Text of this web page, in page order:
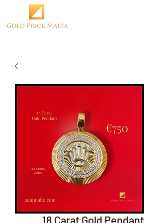
18 Carat Gold Pendant